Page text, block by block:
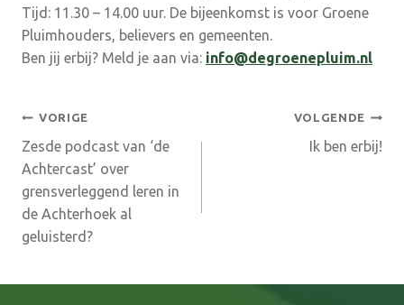
Tijd: 11.30 – 14.00 uur. De bijeenkomst is voor Groene
Pluimhouders, believers en gemeenten.
Ben jij erbij? Meld je aan via: info@degroenepluim.nl
Bericht
navigatie
VORIGE
Zesde podcast van ‘de
Achtercast’ over
grensverleggend leren in
de Achterhoek al
geluisterd?
VOLGENDE
Ik ben erbij!